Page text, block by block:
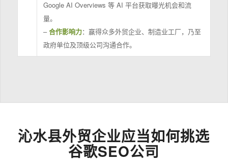
Google AI Overviews 等 AI 平台获取曝光机会和流
量。
–合作影响力：赢得众多外贸企业、制造业工厂，乃至
政府单位及顶级公司沟通合作。
沁水县外贸企业应当如何挑选
谷歌SEO公司